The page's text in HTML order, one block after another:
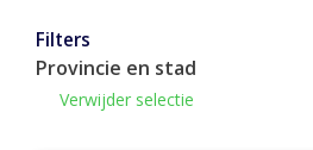
Filters
Provincie en stad
Verwijder selectie